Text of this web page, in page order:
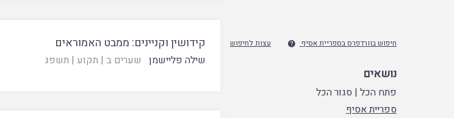
חיפוש בוורדפרס בספריית אסיף  עצות לחיפוש
נושאים
פתח הכל |סגור הכל
ספריית אסיף
קידושין וקניינים: ממבט האמוראים
שילה פליישמן שערים ב | תקוע | תשפג